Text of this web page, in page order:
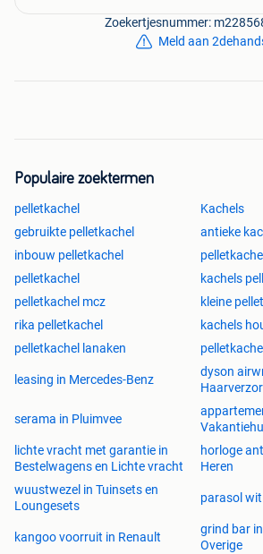
Zoekertjesnummer:
Meld aan
Populaire zoektermen
pelletkachel
Kachels
gebruikte pelletkachel
antieke
inbouw pelletkachel
pelletkachel
kachels
pelletkachel mcz
kleine
rika pelletkachel
kachels
pelletkachel lanaken
leasing in Mercedes-Benz
dyson
serama in Pluimvee
lichte vracht met garantie in
Bestelwagens en Lichte vracht
horloge
Heren
wuustwezel in Tuinsets en
Loungesets
parasol
kangoo voorruit in Renault
grind bar
Overige